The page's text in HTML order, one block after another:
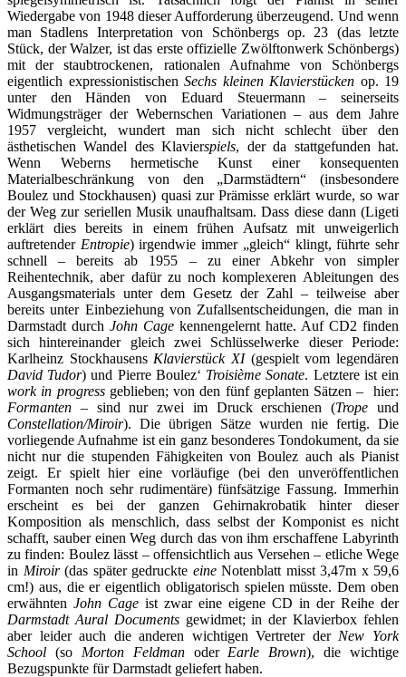
Wiedergabe von 1948 dieser Aufforderung überzeugend. Und wenn
man Stadlens Interpretation von Schönbergs op. 23 (das letzte
Stück, der Walzer, ist das erste offizielle Zwölftonwerk Schönbergs)
mit der staubtrockenen, rationalen Aufnahme von Schönbergs
eigentlich expressionistischen Sechs kleinen Klavierstücken op. 19
unter den Händen von Eduard Steuermann – seinerseits
Widmungsträger der Webernschen Variationen – aus dem Jahre
1957 vergleicht, wundert man sich nicht schlecht über den
ästhetischen Wandel des Klavierspiels, der da stattgefunden hat.
Wenn Weberns hermetische Kunst einer konsequenten
Materialbeschränkung von den „Darmstädtern“ (insbesondere
Boulez und Stockhausen) quasi zur Prämisse erklärt wurde, so war
der Weg zur seriellen Musik unaufhaltsam. Dass diese dann (Ligeti
erklärt dies bereits in einem frühen Aufsatz mit unweigerlich
auftretender Entropie) irgendwie immer „gleich“ klingt, führte sehr
schnell – bereits ab 1955 – zu einer Abkehr von simpler
Reihentechnik, aber dafür zu noch komplexeren Ableitungen des
Ausgangsmaterials unter dem Gesetz der Zahl – teilweise aber
bereits unter Einbeziehung von Zufallsentscheidungen, die man in
Darmstadt durch John Cage kennengelernt hatte. Auf CD2 finden
sich hintereinander gleich zwei Schlüsselwerke dieser Periode:
Karlheinz Stockhausens Klavierstück XI (gespielt vom legendären
David Tudor) und Pierre Boulez‘ Troisième Sonate. Letztere ist ein
work in progress geblieben; von den fünf geplanten Sätzen – hier:
Formanten – sind nur zwei im Druck erschienen (Tropeund
Constellation/Miroir). Die übrigen Sätze wurden nie fertig. Die
vorliegende Aufnahme ist ein ganz besonderes Tondokument, da sie
nicht nur die stupenden Fähigkeiten von Boulez auch als Pianist
zeigt. Er spielt hier eine vorläufige (bei den unveröffentlichen
Formanten noch sehr rudimentäre) fünfsätzige Fassung. Immerhin
erscheint es bei der ganzen Gehirnakrobatik hinter dieser
Komposition als menschlich, dass selbst der Komponist es nicht
schafft, sauber einen Weg durch das von ihm erschaffene Labyrinth
zu finden: Boulez lässt – offensichtlich aus Versehen – etliche Wege
in Miroir (das später gedruckte eine Notenblatt misst 3,47m x 59,6
cm!) aus, die er eigentlich obligatorisch spielen müsste. Dem oben
erwähnten John Cage ist zwar eine eigene CD in der Reihe der
Darmstadt Aural Documentsgewidmet; in der Klavierbox fehlen
aber leider auch die anderen wichtigen Vertreter der New York
School (so Morton Feldman oder Earle Brown), die wichtige
Bezugspunkte für Darmstadt geliefert haben.